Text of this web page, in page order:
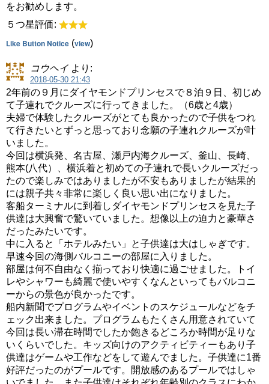
をお勧めします。
５つ星評価:
Like Button Notice (view)
コウヘイ より:
2018-05-30 21:43
2年前の９月にダイヤモンドプリンセスで８泊９日、初じめ
て子連れでクルーズに行ってきました。（6歳と4歳）
夫婦で体験したクルーズがとても良かったので子供をつれ
て行きたいとずっと思っており念願の子連れクルーズが叶
いました。
今回は横浜発、名古屋、瀬戸内海クルーズ、釜山、長崎、
熊本(八代）、横浜着と初めての子連れで長いクルーズだっ
たので楽しみではありましたが不安もありましたが結果的
には親子共々非常に楽しく良い思い出になりました。
客船ターミナルに到着しダイヤモンドプリンセスを見た子
供達は大興奮で驚いていました。想像以上の迫力と豪華さ
だったみたいです。
中に入ると「ホテルみたい」と子供達は大はしゃぎです。
早速今回の海側バルコニーの部屋に入りました。
部屋は何不自由なく揃っており快適に過ごせました。トイ
レやシャワーも綺麗で使いやすくなんといってもバルコニ
ーからの景色が良かったです。
船内新聞でプログラムやイベントのスケジュールなどをチ
ェック出来ました。プログラムもたくさん用意されていて
今回は長い滞在時間でしたか飽きるどころか時間が足りな
いくらいでした。キッズ向けのアクティビティーもあり子
供達はゲームや工作などをして遊んでました。子供達に1番
好評だったのがプールです。開放感のあるプールではしゃ